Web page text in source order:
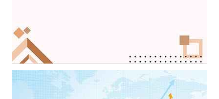
Khung ảnh nền powerpoint với sự kết hợp nghệ thuật giữa những
khung hình và những dấu chấm